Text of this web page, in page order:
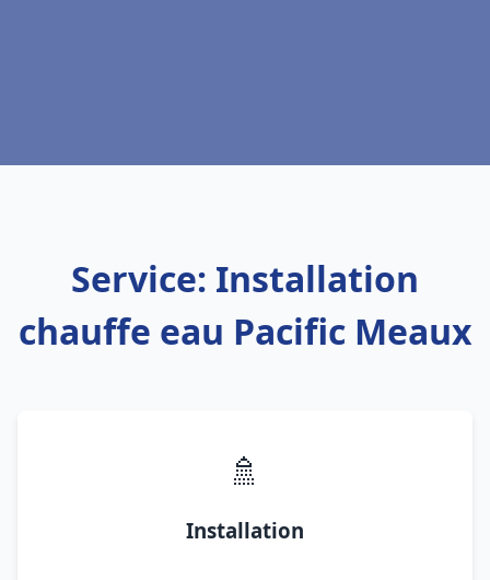
Service: Installation
chauffe eau Pacific Meaux
🚿
Installation